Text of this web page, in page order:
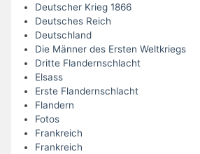
Deutscher Krieg 1866
Deutsches Reich
Deutschland
Die Männer des Ersten Weltkriegs
Dritte Flandernschlacht
Elsass
Erste Flandernschlacht
Flandern
Fotos
Frankreich
Frankreich